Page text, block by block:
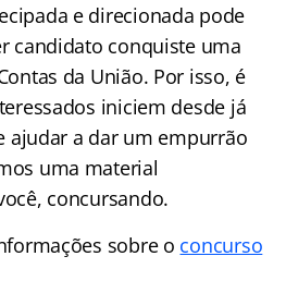
e direcionada pode
candidato conquiste uma
da União. Por isso, é
iniciem desde já
ajudar a dar um empurrão
uma material
concursando.
sobre o concurso